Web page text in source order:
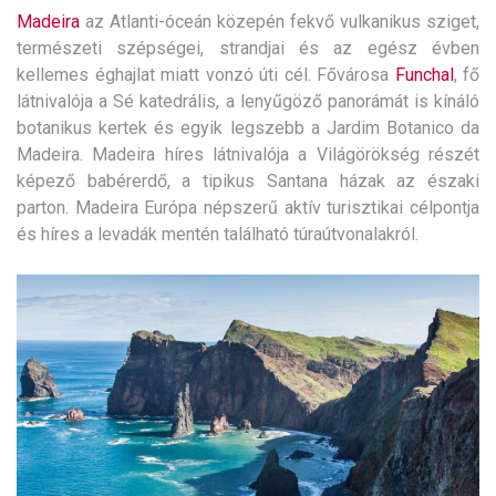
Madeira az Atlanti-óceán közepén fekvő vulkanikus sziget,
természeti szépségei, strandjai és az egész évben
kellemes éghajlat miatt vonzó úti cél. Fővárosa Funchal , fő
látnivalója a Sé katedrális, a lenyűgöző panorámát is kínáló
botanikus kertek és egyik legszebb a Jardim Botanico da
Madeira. Madeira híres látnivalója a Világörökség részét
képező babérerdő, a tipikus Santana házak az északi
parton. Madeira Európa népszerű aktív turisztikai célpontja
és híres a levadák mentén található túraútvonalakról.